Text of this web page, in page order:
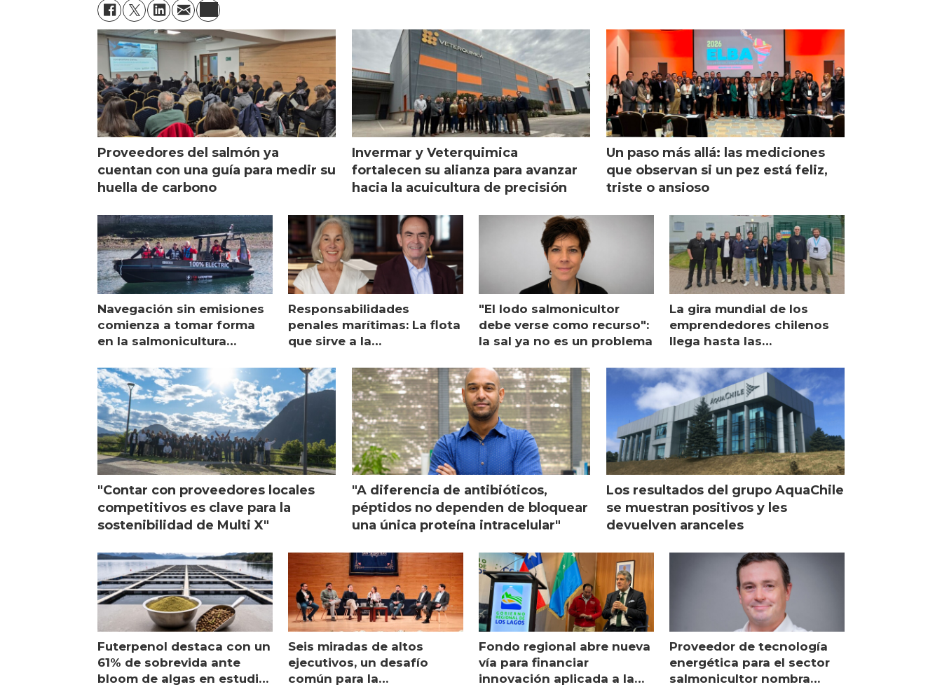
Proveedores del salmón ya
cuentan con una guía para medir su
huella de carbono
Invermar y Veterquimica
fortalecen su alianza para avanzar
hacia la acuicultura de precisión
Un paso más allá: las mediciones
que observan si un pez está feliz,
triste o ansioso
Navegación sin emisiones
comienza a tomar forma
en la salmonicultura
Responsabilidades
penales marítimas: La flota
que sirve a la
visión
"El lodo salmonicultor
debe verse como recurso":
la sal ya no es un problema
La gira mundial de los
emprendedores chilenos
llega hasta las
Escocia
"Contar con proveedores locales
competitivos es clave para la
sostenibilidad de Multi X"
"A diferencia de antibióticos,
péptidos no dependen de bloquear
una única proteína intracelular"
Los resultados del grupo AquaChile
se muestran positivos y les
devuelven aranceles
Futerpenol destaca con un
61% de sobrevida ante
bloom de algas en estudio
Seis miradas de altos
ejecutivos, un desafío
común para la
Fondo regional abre nueva
vía para financiar
innovación aplicada a la
Proveedor de tecnología
energética para el sector
salmonicultor nombra